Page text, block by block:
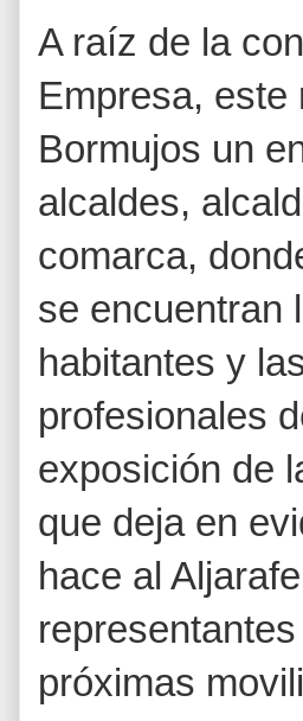
A raíz de la
Empresa, este
Bormujos un
alcaldes,
comarca,
se encuentran
habitantes y
profesionales
exposición de
que deja en
hace al
próximas